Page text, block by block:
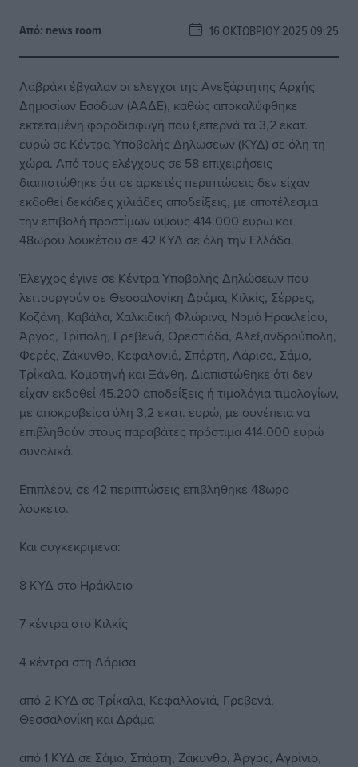
Από: news room 16 ΟΚΤΩΒΡΊΟΥ 2025 09:25
Λαβράκι έβγαλαν οι έλεγχοι της Ανεξάρτητης Αρχής
Δημοσίων Εσόδων (ΑΑΔΕ), καθώς αποκαλύφθηκε
εκτεταμένη φοροδιαφυγή που ξεπερνά τα 3,2 εκατ.
ευρώ σε Κέντρα Υποβολής Δηλώσεων (ΚΥΔ) σε όλη τη
χώρα. Από τους ελέγχους σε 58 επιχειρήσεις
διαπιστώθηκε ότι σε αρκετές περιπτώσεις δεν είχαν
εκδοθεί δεκάδες χιλιάδες αποδείξεις, με αποτέλεσμα
την επιβολή προστίμων ύψους 414.000 ευρώ και
48ωρου λουκέτου σε 42 ΚΥΔ σε όλη την Ελλάδα.
Έλεγχος έγινε σε Κέντρα Υποβολής Δηλώσεων που
λειτουργούν σε Θεσσαλονίκη Δράμα, Κιλκίς, Σέρρες,
Κοζάνη, Καβάλα, Χαλκιδική Φλώρινα, Νομό Ηρακλείου,
Άργος, Τρίπολη, Γρεβενά, Ορεστιάδα, Αλεξανδρούπολη,
Φερές, Ζάκυνθο, Κεφαλονιά, Σπάρτη, Λάρισα, Σάμο,
Τρίκαλα, Κομοτηνή και Ξάνθη. Διαπιστώθηκε ότι δεν
είχαν εκδοθεί 45.200 αποδείξεις ή τιμολόγια τιμολογίων,
με αποκρυβείσα ύλη 3,2 εκατ. ευρώ, με συνέπεια να
επιβληθούν στους παραβάτες πρόστιμα 414.000 ευρώ
συνολικά.
Επιπλέον, σε 42 περιπτώσεις επιβλήθηκε 48ωρο
λουκέτο.
Και συγκεκριμένα:
8 ΚΥΔ στο Ηράκλειο
7 κέντρα στο Κιλκίς
4 κέντρα στη Λάρισα
από 2 ΚΥΔ σε Τρίκαλα, Κεφαλλονιά, Γρεβενά,
Θεσσαλονίκη και Δράμα
από 1 ΚΥΔ σε Σάμο, Σπάρτη, Ζάκυνθο, Άργος, Αγρίνιο,